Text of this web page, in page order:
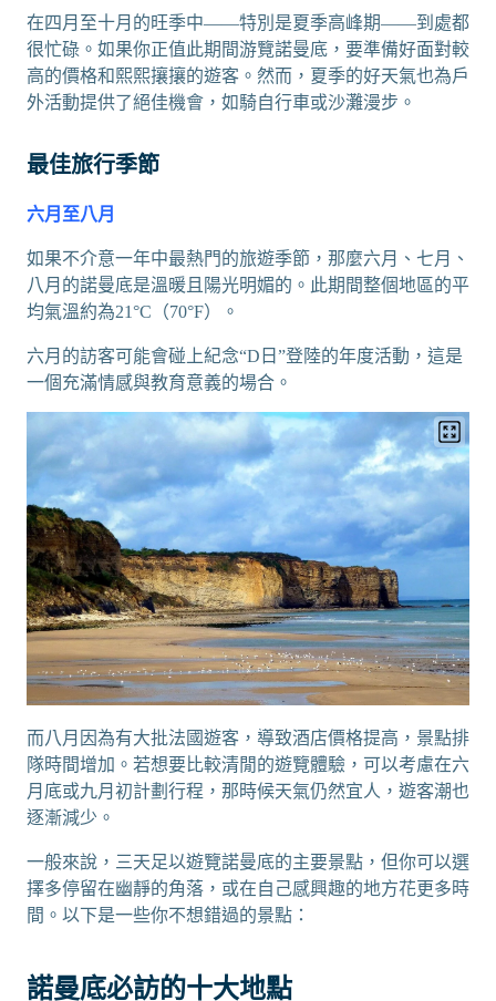
在四月至十月的旺季中——特別是夏季高峰期——到處都
很忙碌。如果你正值此期間游覽諾曼底，要準備好面對較
高的價格和熙熙攘攘的遊客。然而，夏季的好天氣也為戶
外活動提供了絕佳機會，如騎自行車或沙灘漫步。
最佳旅行季節
六月至八月
如果不介意一年中最熱門的旅遊季節，那麼六月、七月、
八月的諾曼底是溫暖且陽光明媚的。此期間整個地區的平
均氣溫約為21°C（70°F）。
六月的訪客可能會碰上紀念“D日”登陸的年度活動，這是
一個充滿情感與教育意義的場合。
而八月因為有大批法國遊客，導致酒店價格提高，景點排
隊時間增加。若想要比較清閒的遊覽體驗，可以考慮在六
月底或九月初計劃行程，那時候天氣仍然宜人，遊客潮也
逐漸減少。
一般來說，三天足以遊覽諾曼底的主要景點，但你可以選
擇多停留在幽靜的角落，或在自己感興趣的地方花更多時
間。以下是一些你不想錯過的景點：
諾曼底必訪的十大地點